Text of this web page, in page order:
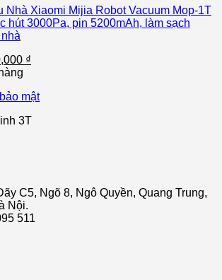
Nhà Xiaomi Mijia Robot Vacuum Mop-1T
hút 3000Pa, pin 5200mAh, làm sạch
₫
mật
3T
C5, Ngõ 8, Ngô Quyền, Quang Trung,
Nội.
511